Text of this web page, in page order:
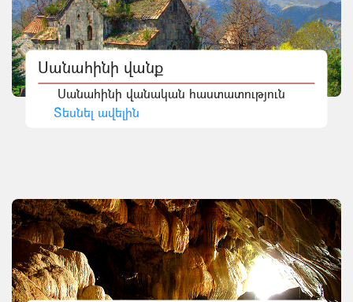
Սանահինի վանք
Սանահինի վանական հաստատություն
Տեսնել ավելին